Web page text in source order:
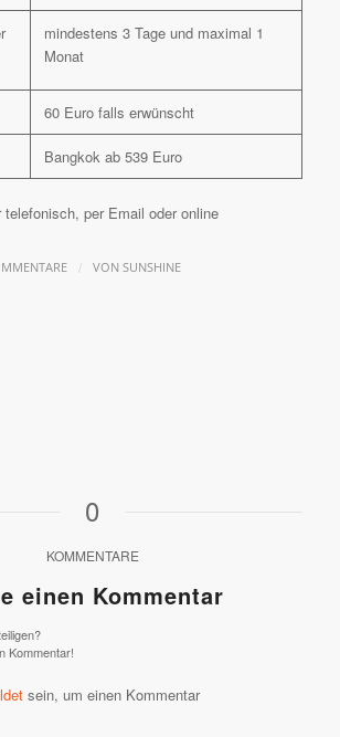
mindestens 3 Tage und maximal 1
Monat
60 Euro falls erwünscht
Bangkok ab 539 Euro
telefonisch, per Email oder online
/ VON SUNSHINE
0
KOMMENTARE
einen Kommentar
Kommentar!
sein, um einen Kommentar